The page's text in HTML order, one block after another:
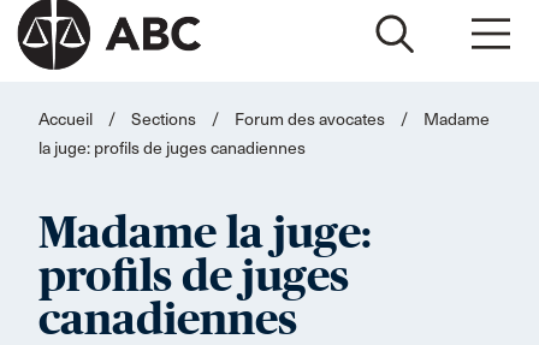
Accueil / Sections / Forum des avocates /
Madame
la juge: profils de juges canadiennes
Madame la juge:
profils de juges
canadiennes